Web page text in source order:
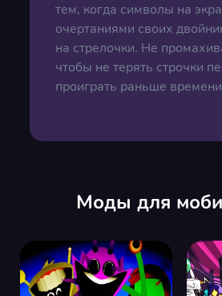
тем, когда символы на
очертаниями своих
на стрелочки. Не
чтобы не терять строчки
проиграть раньше
Моды для